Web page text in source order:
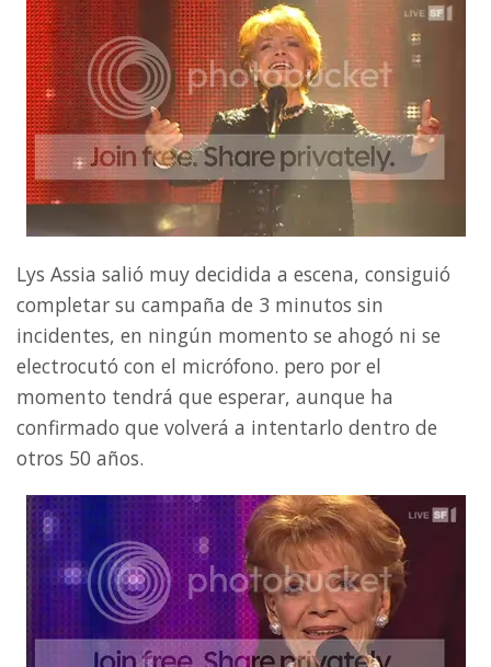
Lys Assia salió muy decidida a escena, consiguió
completar su campaña de 3 minutos sin
incidentes, en ningún momento se ahogó ni se
electrocutó con el micrófono. pero por el
momento tendrá que esperar, aunque ha
confirmado que volverá a intentarlo dentro de
otros 50 años.